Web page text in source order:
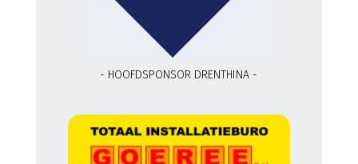
- HOOFDSPONSOR DRENTHINA -